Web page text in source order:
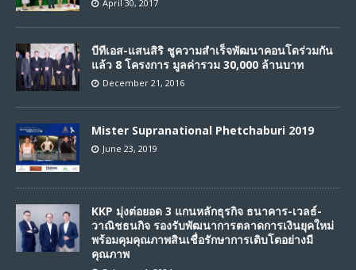
April 30, 2017
บีทีเอส-แสนสิริ ชูความสำเร็จพัฒนาคอนโดร่วมกัน
แล้ว 8 โครงการ มูลค่ารวม 30,000 ล้านบาท
December 21, 2016
Mister Supranational Phetchaburi 2019
June 23, 2019
KKP มุ่งต่อยอด 3 แกนหลักธุรกิจ ธนาคาร-เวลธ์-
วาณิชธนกิจ รองรับพัฒนาการตลาดการเงินยุคใหม่
พร้อมคุมคุณภาพสินเชื่อรักษาการเติบโตอย่างมี
คุณภาพ